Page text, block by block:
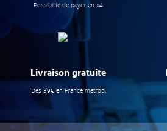
Possibilité de payer en x4
Livraison gratuite
Dès 39€ en France métrop.